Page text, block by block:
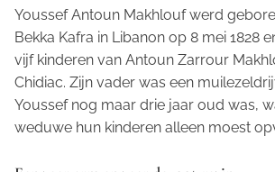
Youssef Antoun Makhlouf werd
Bekka Kafra in Libanon op 8 mei 1828
vijf kinderen van Antoun Zarrour
Chidiac. Zijn vader was een
Youssef nog maar drie jaar oud was,
weduwe hun kinderen alleen moest